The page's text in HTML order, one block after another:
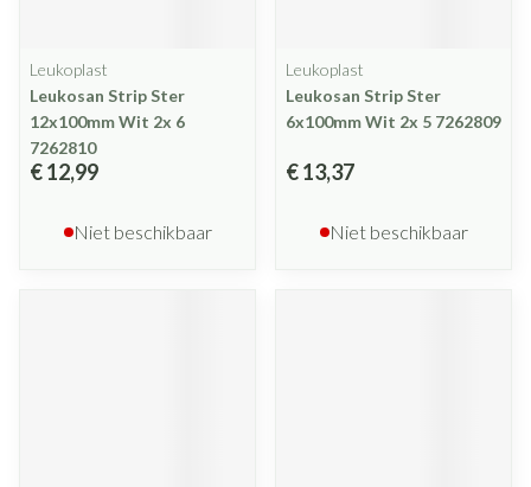
Leukoplast
Leukosan Strip Ster
12x100mm Wit 2x 6
7262810
€ 12,99
Niet beschikbaar
Leukoplast
Leukosan Strip Ster
6x100mm Wit 2x 5 7262809
€ 13,37
Niet beschikbaar